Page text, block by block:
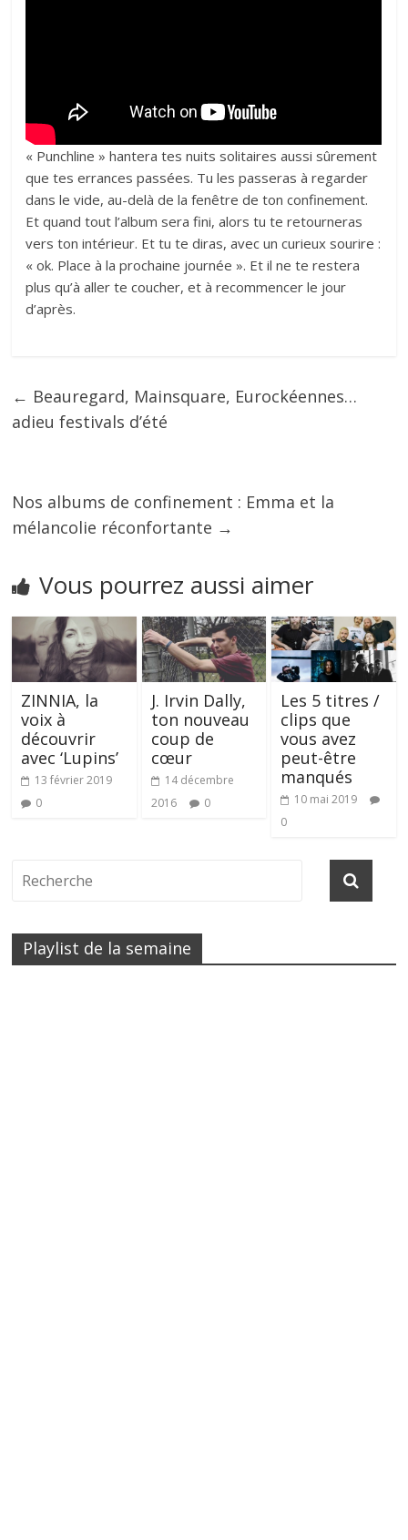
« Punchline » hantera tes nuits solitaires aussi sûrement
que tes errances passées. Tu les passeras à regarder
dans le vide, au-delà de la fenêtre de ton confinement.
Et quand tout l’album sera fini, alors tu te retourneras
vers ton intérieur. Et tu te diras, avec un curieux sourire :
« ok. Place à la prochaine journée ». Et il ne te restera
plus qu’à aller te coucher, et à recommencer le jour
d’après.
← Beauregard, Mainsquare, Eurockéennes…
adieu festivals d’été
Nos albums de confinement : Emma et la
mélancolie réconfortante →
Vous pourrez aussi aimer
ZINNIA, la
voix à
découvrir
avec ‘Lupins’
13 février 2019
0
J. Irvin Dally,
ton nouveau
coup de
cœur
14 décembre
2016
0
Les 5 titres /
clips que
vous avez
peut-être
manqués
10 mai 2019
0
Playlist de la semaine